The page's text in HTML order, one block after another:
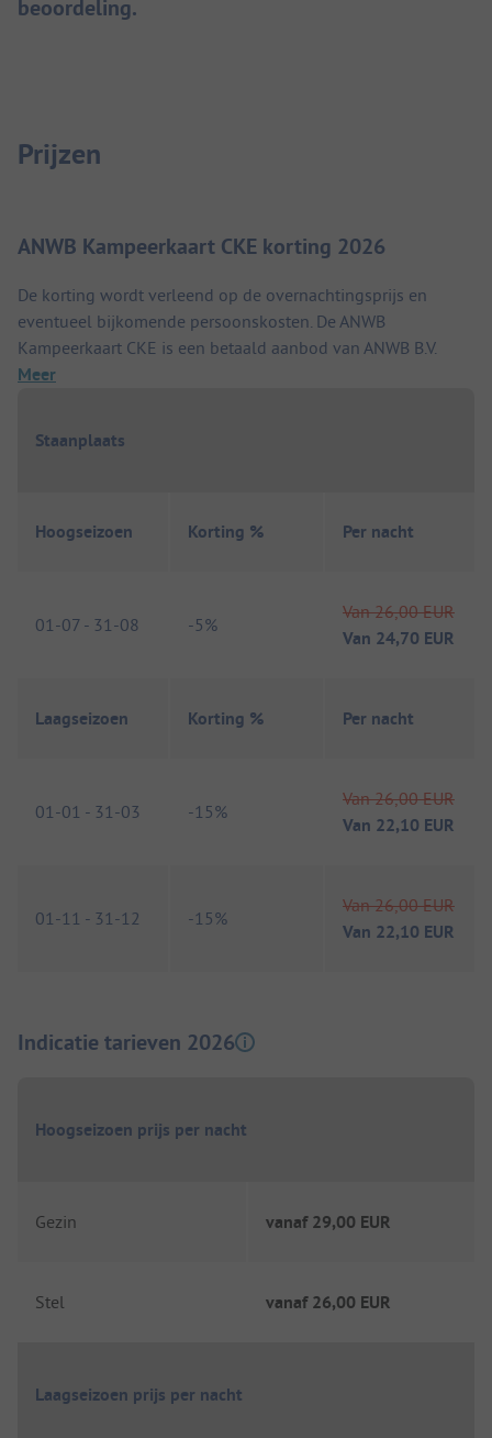
beoordeling.
Prijzen
ANWB Kampeerkaart CKE korting 2026
De korting wordt verleend op de overnachtingsprijs en
eventueel bijkomende persoonskosten. De ANWB
Kampeerkaart CKE is een betaald aanbod van ANWB B.V.
Meer
Staanplaats
Hoogseizoen Korting % Per nacht
01-07 - 31-08 -5%
Van 26,00 EUR
Van 24,70 EUR
Laagseizoen Korting % Per nacht
01-01 - 31-03 -15%
Van 26,00 EUR
Van 22,10 EUR
01-11 - 31-12 -15%
Van 26,00 EUR
Van 22,10 EUR
Indicatie tarieven 2026
Hoogseizoen prijs per nacht
Gezin vanaf 29,00 EUR
Stel vanaf 26,00 EUR
Laagseizoen prijs per nacht